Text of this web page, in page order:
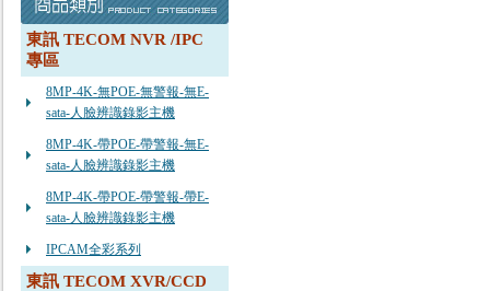
東訊 TECOM NVR /IPC
專區
8MP-4K-無POE-無警報-無E-
sata-人臉辨識錄影主機
8MP-4K-帶POE-帶警報-無E-
sata-人臉辨識錄影主機
8MP-4K-帶POE-帶警報-帶E-
sata-人臉辨識錄影主機
IPCAM全彩系列
東訊 TECOM XVR/CCD